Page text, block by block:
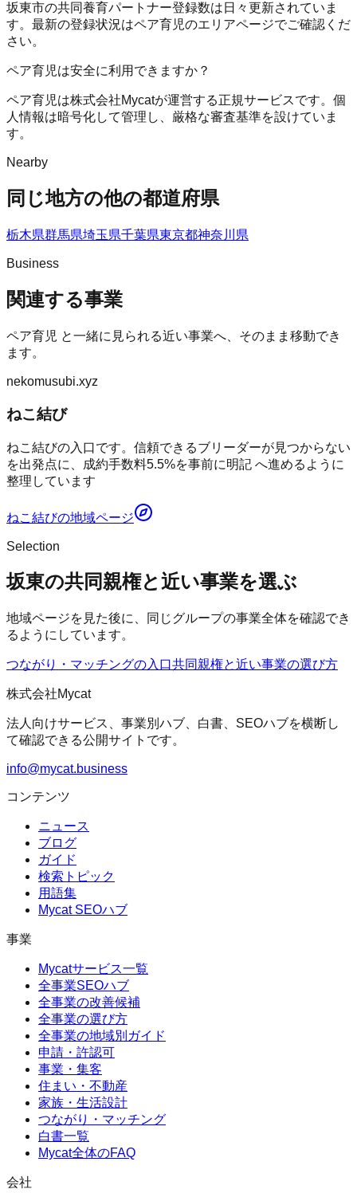
坂東市の共同養育パートナー登録数は日々更新されていま
す。最新の登録状況はペア育児のエリアページでご確認くだ
さい。
ペア育児は安全に利用できますか？
ペア育児は株式会社Mycatが運営する正規サービスです。個
人情報は暗号化して管理し、厳格な審査基準を設けていま
す。
Nearby
同じ地方の他の都道府県
栃木県群馬県埼玉県千葉県東京都神奈川県
Business
関連する事業
ペア育児 と一緒に見られる近い事業へ、そのまま移動でき
ます。
nekomusubi.xyz
ねこ結び
ねこ結びの入口です。信頼できるブリーダーが見つからない
を出発点に、成約手数料5.5%を事前に明記 へ進めるように
整理しています
ねこ結びの地域ページ
Selection
坂東の共同親権と近い事業を選ぶ
地域ページを見た後に、同じグループの事業全体を確認でき
るようにしています。
つながり・マッチングの入口共同親権と近い事業の選び方
株式会社Mycat
法人向けサービス、事業別ハブ、白書、SEOハブを横断し
て確認できる公開サイトです。
info@mycat.business
コンテンツ
ニュース
ブログ
ガイド
検索トピック
用語集
Mycat SEOハブ
事業
Mycatサービス一覧
全事業SEOハブ
全事業の改善候補
全事業の選び方
全事業の地域別ガイド
申請・許認可
事業・集客
住まい・不動産
家族・生活設計
つながり・マッチング
白書一覧
Mycat全体のFAQ
会社